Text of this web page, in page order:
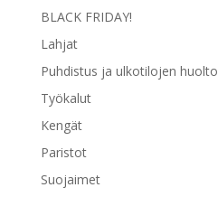
BLACK FRIDAY!
Lahjat
Puhdistus ja ulkotilojen huolto
Työkalut
Kengät
Paristot
Suojaimet